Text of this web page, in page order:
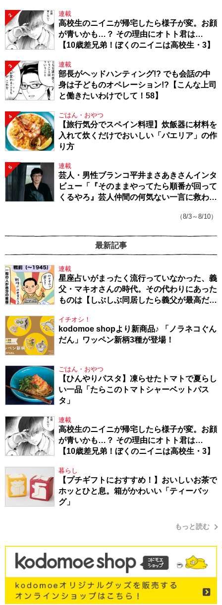
2 連載
高校生のニイニが帰宅したら様子が変。お顔
が青いかも…？ その理由にオトト君は…
【10歳差兄弟！ぼくのニイニは高校生・3】
3 連載
部長がヘッドハンティング!? でも会話の中
身は子どものオペレーション!?【こんな上司
と働きたいわけでして！58】
4 ごはん・おやつ
【旅行気分でスペイン料理】炊飯器に材料を
入れて炊くだけでおいしい「パエリア」の作
り方
5 連載
芸人・男性ブランコ平井まさあきさんインタ
ビュー「『そのままやってたら順番が回って
くるやろ』芸人仲間の何気ない一言に救われ
（8/3～8/10）
最新記事
連載
星座占いがまったく流行っていなかった、義
父・マキオさんの時代。その代わりにあった
ものは【しぶしぶ同居したら義父が最高だっ
イチオシ！
kodomoe shopより新商品♪ 「ノラネコぐん
だん」ワッペン新柄3種が登場！
ごはん・おやつ
【ひんやりパスタ】凍らせたトマトで夏らし
い一品「たらこのトマトシャーベットパス
タ」
連載
高校生のニイニが帰宅したら様子が変。お顔
が青いかも…？ その理由にオトト君は…
【10歳差兄弟！ぼくのニイニは高校生・3】
暮らし
【プチギフトにおすすめ！】おいしいお茶で
ホッとひと息。箱がかわいい「ティーバッ
グ」
もっと読む